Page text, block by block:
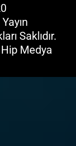
Saklıdır.
Hip Medya